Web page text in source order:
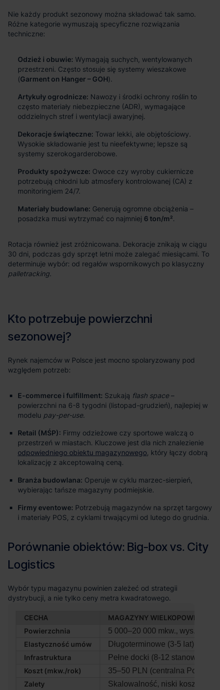
Odzież i obuwie: Wymagają suchych, wentylowanych
przestrzeni. Często stosuje się systemy wieszakowe
(Garment on Hanger – GOH).
Artykuły ogrodnicze: Nawozy i środki ochrony roślin to
często materiały niebezpieczne (ADR), wymagające
oddzielnych stref i wentylacji awaryjnej.
Dekoracje świąteczne: Towar lekki, ale objętościowy.
Wysokie składowanie jest tu nieefektywne; lepsze są
systemy szerokogarderobowe.
Produkty spożywcze: Owoce czy wyroby cukiernicze
potrzebują chłodni lub atmosfery kontrolowanej (CA) z
monitoringiem 24/7.
Materiały budowlane: Generują ogromne obciążenia –
posadzka musi wytrzymać co najmniej 6 ton/m².
palletracking
E-commerce i fulfillment: Szukają flash space–
powierzchni na 6-8 tygodni (listopad-grudzień), najlepiej w
modelu pay-per-use.
Retail (MŚP): Firmy odzieżowe czy sportowe walczą o
przestrzeń w miastach. Kluczowe jest dla nich znalezienie
odpowiedniego obiektu magazynowego , który łączy dobrą
lokalizację z akceptowalną ceną.
Branża budowlana: Operuje w cyklu marzec-sierpień,
wybierając tańsze magazyny podmiejskie.
Firmy eventowe: Potrzebują magazynów na sprzęt targowy
i materiały POS, z cyklami trwającymi od lutego do grudnia.
CECHA
MAGAZYNY
Powierzchnia
5 000–20 000 mkw., wys. 10-12
Elastyczność umów
Długoterminowe (3-5 lat)
Infrastruktura
Pełne docki (8-12 stanowisk)
Koszt (mkw./rok)
35–50 PLN (centralna Polska)
Zalety
Skalowalność, niski koszt